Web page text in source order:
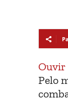
Ouvir
Pelo